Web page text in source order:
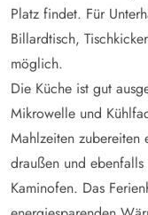
Platz findet. Für
Billardtisch,
möglich.
Die Küche ist gut
Mikrowelle und
Mahlzeiten zubereiten
draußen und
Kaminofen. Das